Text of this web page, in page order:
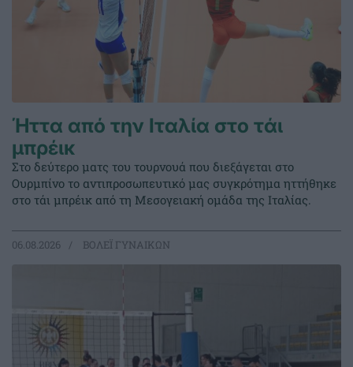
Ήττα από την Ιταλία στο τάι
μπρέικ
Στο δεύτερο ματς του τουρνουά που διεξάγεται στο
Ουρμπίνο το αντιπροσωπευτικό μας συγκρότημα ηττήθηκε
στο τάι μπρέικ από τη Μεσογειακή ομάδα της Ιταλίας.
06.08.2026 ΒΟΛΕΪ ΓΥΝΑΙΚΩΝ